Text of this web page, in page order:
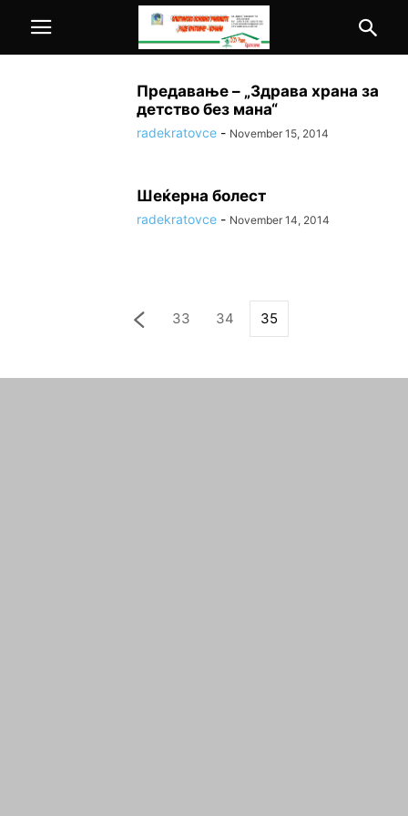
Предавање – „Здрава храна за
детство без мана“
radekratovce - November 15, 2014
Шеќерна болест
radekratovce - November 14, 2014
33 34 35